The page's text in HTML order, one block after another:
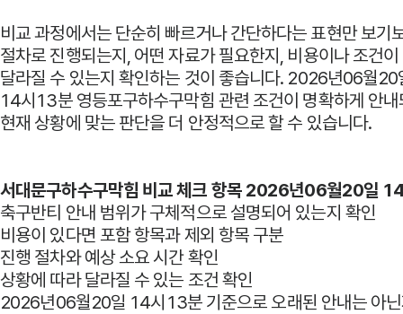
비교 과정에서는 단순히 빠르거나 간단하다는 표현만 보기
절차로 진행되는지, 어떤 자료가 필요한지, 비용이나 조건
달라질 수 있는지 확인하는 것이 좋습니다. 2026년06월20
14시13분 영등포구하수구막힘 관련 조건이 명확하게 안
현재 상황에 맞는 판단을 더 안정적으로 할 수 있습니다.
서대문구하수구막힘 비교 체크 항목 2026년06월20일
축구반티 안내 범위가 구체적으로 설명되어 있는지 확인
비용이 있다면 포함 항목과 제외 항목 구분
진행 절차와 예상 소요 시간 확인
상황에 따라 달라질 수 있는 조건 확인
2026년06월20일 14시13분 기준으로 오래된 안내는 아